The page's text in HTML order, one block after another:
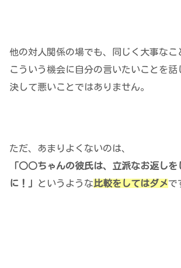
他の対人関係の場でも、同じく大事なこ
こういう機会に自分の言いたいことを話
決して悪いことではありません。
ただ、あまりよくないのは、
「○○ちゃんの彼氏は、立派なお返しを
に！」
というような 比較をしてはダメで